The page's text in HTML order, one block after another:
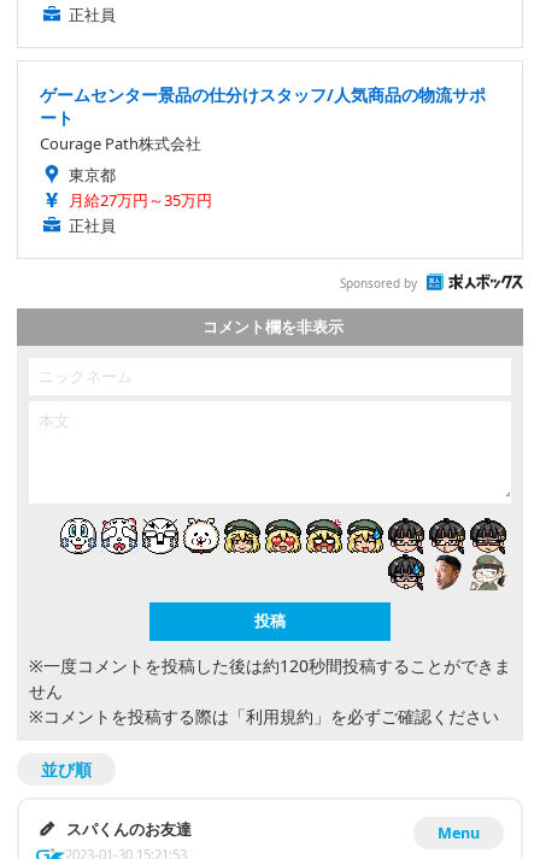
正社員
ゲームセンター景品の仕分けスタッフ/人気商品の物流サポ
ート
Courage Path株式会社
東京都
月給27万円～35万円
正社員
Sponsored by
コメント欄を非表示
※一度コメントを投稿した後は約120秒間投稿することができま
せん
※コメントを投稿する際は 「利用規約」 を必ずご確認ください
並び順
Menu
スパくんのお友達
2023-01-30 15:21:53